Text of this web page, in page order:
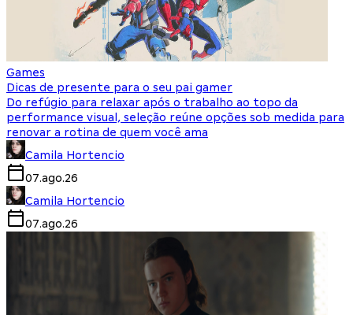
Games
Dicas de presente para o seu pai gamer
Do refúgio para relaxar após o trabalho ao topo da
performance visual, seleção reúne opções sob medida para
renovar a rotina de quem você ama
Camila Hortencio
07.ago.26
Camila Hortencio
07.ago.26